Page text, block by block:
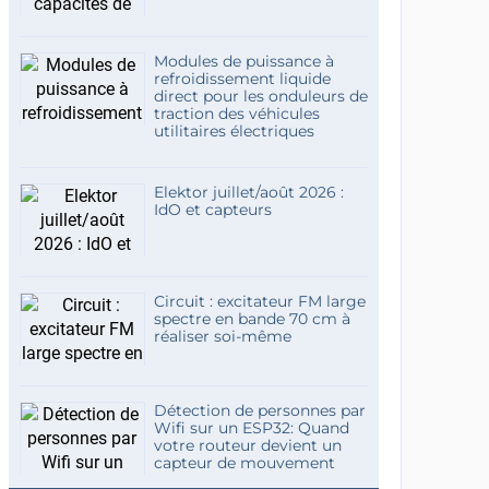
Modules de puissance à
refroidissement liquide
direct pour les onduleurs de
traction des véhicules
utilitaires électriques
Elektor juillet/août 2026 :
IdO et capteurs
Circuit : excitateur FM large
spectre en bande 70 cm à
réaliser soi-même
Détection de personnes par
Wifi sur un ESP32: Quand
votre routeur devient un
capteur de mouvement